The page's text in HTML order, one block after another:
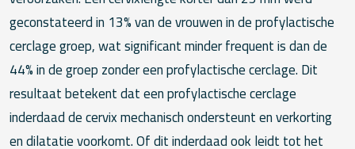
geconstateerd in 13% van de vrouwen in de profylactische
cerclage groep, wat significant minder frequent is dan de
44% in de groep zonder een profylactische cerclage. Dit
resultaat betekent dat een profylactische cerclage
inderdaad de cervix mechanisch ondersteunt en verkorting
en dilatatie voorkomt. Of dit inderdaad ook leidt tot het